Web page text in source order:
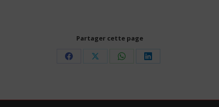
Partager cette page
Share
Share
Share
Share